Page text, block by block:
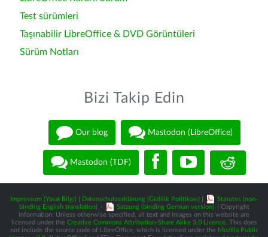
Test sürümleri
Taşınabilir LibreOffice & DVD Görüntüleri
Sürüm Notları
Bizi Takip Edin
Our blog Mastodon (LibreOffice)
Mastodon (TDF)
Impressum (Yasal Bilgi) Datenschutzerklärung (Gizlilik Politikası)
Statutes (non-
binding English translation) - Satzung (binding German version)
| Copyright
information: Unless otherwise specified, all text and images on this website are
licensed under the Creative Commons Attribution-Share Alike 3.0 License. This does
not include the source code of LibreOffice, which is licensed under the Mozilla Public